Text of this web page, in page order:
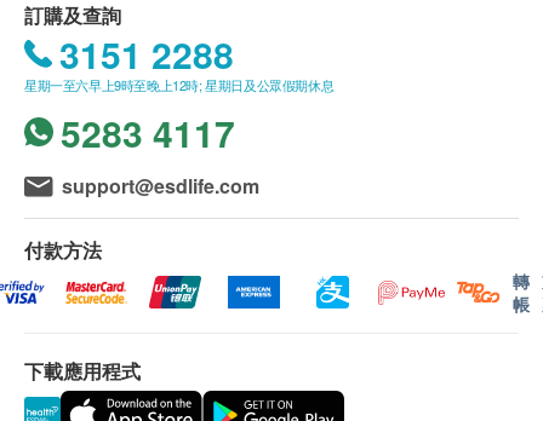
菌，植物乳桿菌，副乾酪乳桿菌，海洋多醣複合物，
低聚果糖、纖維素（植物膠囊）、大米麥芽糊精、L-
亮氨酸。
購買 壹森健康醫療有限公司 產品總額滿
HK$800，即可享本地免費送貨服務。賬單總額未
滿HK$800需附加HK$50運費。
離島及偏遠地區不設上門送貨，只限於順豐智能櫃
取件。
我們將於確定訂單後1-3個工作天內安排發貨。
不排除運送時間會因節日而有所影響。當八號烈風
訊號懸掛或黑色暴雨警告生效時，送貨服務時間將
會延遲。
所有訂單須視乎相關貨品的供應情況再作最後確
單上的貨品，健康網購health.ESDlife有權拒絕接
受該訂單，並且會於送貨前透過電話或電郵通知顧
訂購及查詢
3151 2288
星期一至六早上9時至晚上12時; 星期日及公眾假期休息
5283 4117
support@esdlife.com
付款方法
轉
帳
下載應用程式